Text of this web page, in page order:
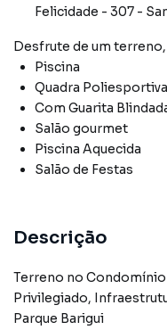
Felicidade - 307 -
Desfrute de um terreno
Piscina
Quadra Poliesportiva
Com Guarita
Salão gourmet
Piscina Aquecida
Salão de Festas
Descrição
Terreno no
Privilegiado,
Parque Barigui